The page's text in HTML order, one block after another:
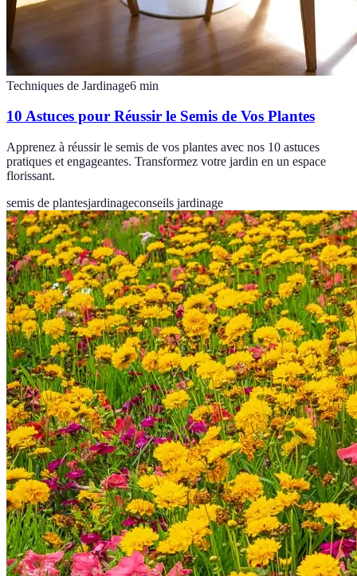
Techniques de Jardinage6 min
10 Astuces pour Réussir le Semis de Vos Plantes
Apprenez à réussir le semis de vos plantes avec nos 10 astuces
pratiques et engageantes. Transformez votre jardin en un espace
florissant.
semis de plantesjardinageconseils jardinage